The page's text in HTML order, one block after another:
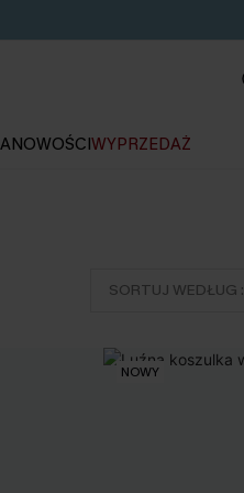
NOWOŚCIWYPRZEDAŻ
SORTUJ WEDŁUG :
NOWY